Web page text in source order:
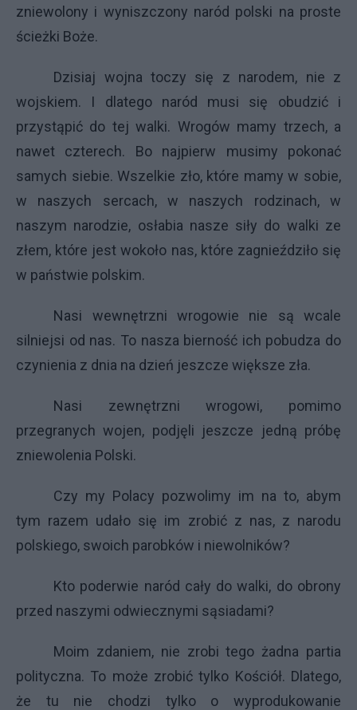
zniewolony i wyniszczony naród polski na proste
ścieżki Boże.
Dzisiaj wojna toczy się z narodem, nie z
wojskiem. I dlatego naród musi się obudzić i
przystąpić do tej walki. Wrogów mamy trzech, a
nawet czterech. Bo najpierw musimy pokonać
samych siebie. Wszelkie zło, które mamy w sobie,
w naszych sercach, w naszych rodzinach, w
naszym narodzie, osłabia nasze siły do walki ze
złem, które jest wokoło nas, które zagnieździło się
w państwie polskim.
Nasi wewnętrzni wrogowie nie są wcale
silniejsi od nas. To nasza bierność ich pobudza do
czynienia z dnia na dzień jeszcze większe zła.
Nasi zewnętrzni wrogowi, pomimo
przegranych wojen, podjęli jeszcze jedną próbę
zniewolenia Polski.
Czy my Polacy pozwolimy im na to, abym
tym razem udało się im zrobić z nas, z narodu
polskiego, swoich parobków i niewolników?
Kto poderwie naród cały do walki, do obrony
przed naszymi odwiecznymi sąsiadami?
Moim zdaniem, nie zrobi tego żadna partia
polityczna. To może zrobić tylko Kościół. Dlatego,
że tu nie chodzi tylko o wyprodukowanie